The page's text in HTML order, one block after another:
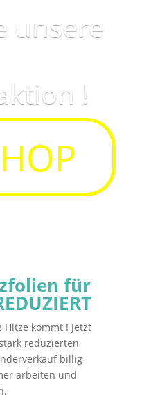
unsere
!
für
kommt ! Jetzt
reduzierten
billig
arbeiten und